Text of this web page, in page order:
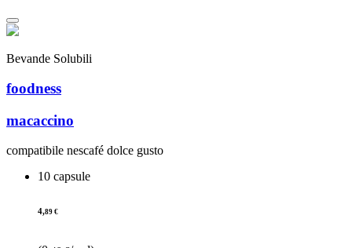
Bevande Solubili
foodness
macaccino
compatibile nescafé dolce gusto
10 capsule
4,89 €